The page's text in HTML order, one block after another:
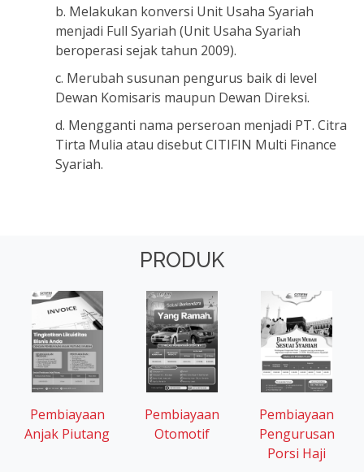
b. Melakukan konversi Unit Usaha Syariah
menjadi Full Syariah (Unit Usaha Syariah
beroperasi sejak tahun 2009).
c. Merubah susunan pengurus baik di level
Dewan Komisaris maupun Dewan Direksi.
d. Mengganti nama perseroan menjadi PT. Citra
Tirta Mulia atau disebut CITIFIN Multi Finance
Syariah.
PRODUK
Pembiayaan
Anjak Piutang
Pembiayaan
Otomotif
Pembiayaan
Pengurusan
Porsi Haji